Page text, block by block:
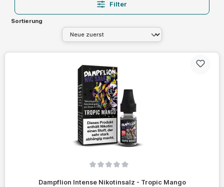
Filter
Sortierung
Dampflion Intense Nikotinsalz - Tropic Mango